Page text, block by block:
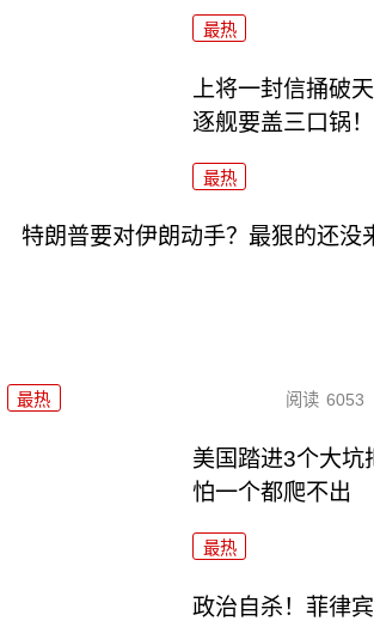
最热
上将一封信捅破
逐舰要盖三口锅！
最热
特朗普要对伊朗动手？最狠的还没
最热 阅读 6053
美国踏进3个大坑
怕一个都爬不出
最热
政治自杀！菲律